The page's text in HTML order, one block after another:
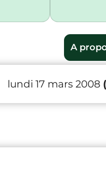
A
lundi 17 mars 2008